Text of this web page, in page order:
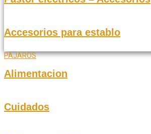
Accesorios para establo
PAJAROS
Alimentacion
Cuidados